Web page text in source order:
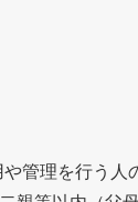
管理を行う人